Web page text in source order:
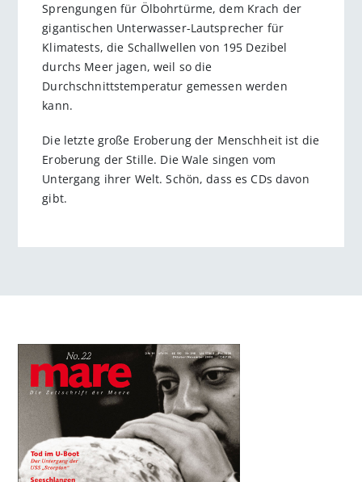
Sprengungen für Ölbohrtürme, dem Krach der
gigantischen Unterwasser-Lautsprecher für
Klimatests, die Schallwellen von 195 Dezibel
durchs Meer jagen, weil so die
Durchschnittstemperatur gemessen werden
kann.
Die letzte große Eroberung der Menschheit ist die
Eroberung der Stille. Die Wale singen vom
Untergang ihrer Welt. Schön, dass es CDs davon
gibt.